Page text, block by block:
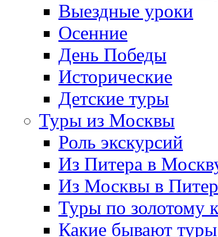
Выездные уроки
Осенние
День Победы
Исторические
Детские туры
Туры из Москвы
Роль экскурсий
Из Питера в
Из Москвы в Питер
Туры по золотому
Какие бывают туры